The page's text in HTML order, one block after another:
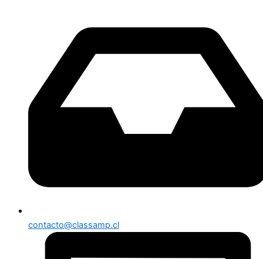
contacto@classamp.cl